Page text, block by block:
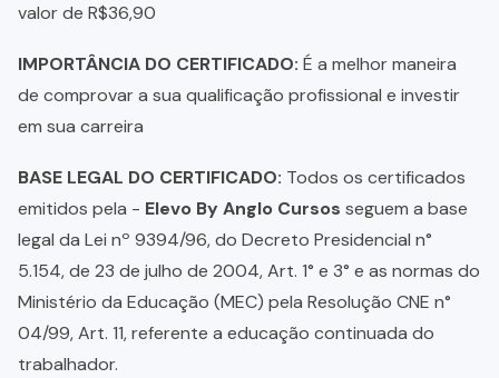
valor de R$36,90
IMPORTÂNCIA DO CERTIFICADO: É a melhor maneira
de comprovar a sua qualificação profissional e investir
em sua carreira
BASE LEGAL DO CERTIFICADO: Todos os certificados
emitidos pela - Elevo By Anglo Cursos seguem a base
legal da Lei nº 9394/96, do Decreto Presidencial n°
5.154, de 23 de julho de 2004, Art. 1° e 3° e as normas do
Ministério da Educação (MEC) pela Resolução CNE n°
04/99, Art. 11, referente a educação continuada do
trabalhador.